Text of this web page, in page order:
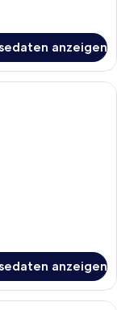
anzeigen
mit einem
anzeigen